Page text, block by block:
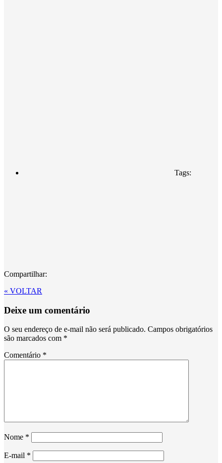
Tags:
Compartilhar:
« VOLTAR
Deixe um comentário
O seu endereço de e-mail não será publicado. Campos obrigatórios
são marcados com *
Comentário *
Nome *
E-mail *